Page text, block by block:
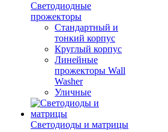
Светодиодные
прожекторы
Стандартный и
тонкий корпус
Круглый корпус
Линейные
прожекторы Wall
Washer
Уличные
Светодиоды и матрицы